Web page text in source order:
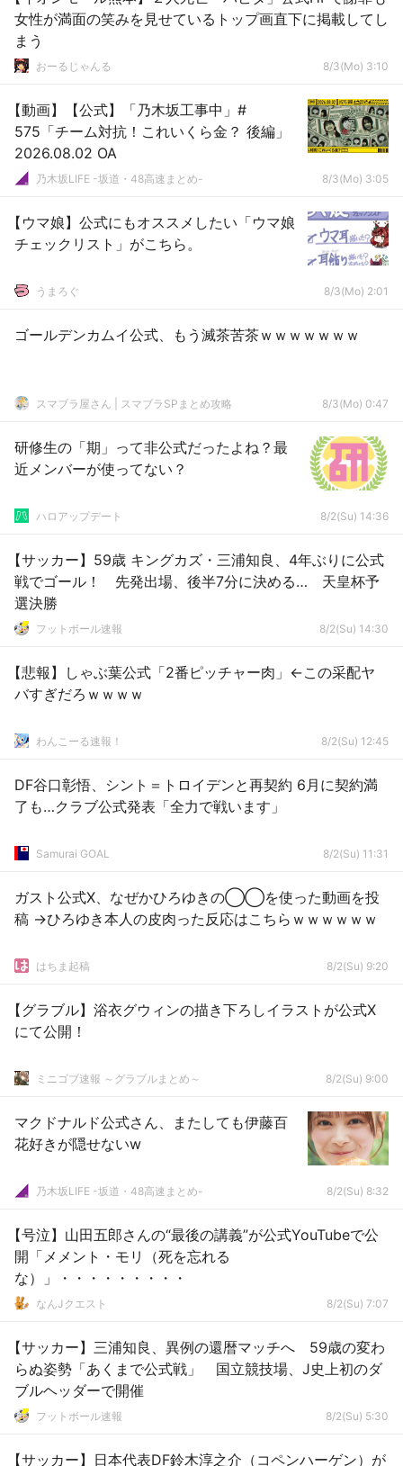
女性が満面の笑みを見せているトップ画直下に掲載してし
まう
おーるじゃんる 8/3(Mo) 3:10
【動画】【公式】「乃木坂工事中」#
575「チーム対抗！これいくら金？ 後編」
2026.08.02 OA
乃木坂LIFE -坂道・48高速まとめ- 8/3(Mo) 3:05
【ウマ娘】公式にもオススメしたい「ウマ娘
チェックリスト」がこちら。
うまろぐ 8/3(Mo) 2:01
ゴールデンカムイ公式、もう滅茶苦茶ｗｗｗｗｗｗｗ
スマブラ屋さん | スマブラSPまとめ攻略 8/3(Mo) 0:47
研修生の「期」って非公式だったよね？最
近メンバーが使ってない？
ハロアップデート 8/2(Su) 14:36
【サッカー】59歳 キングカズ・三浦知良、4年ぶりに公式
戦でゴール！ 先発出場、後半7分に決める… 天皇杯予
選決勝
フットボール速報 8/2(Su) 14:30
【悲報】しゃぶ葉公式「2番ピッチャー肉」←この采配ヤ
バすぎだろｗｗｗｗ
わんこーる速報！ 8/2(Su) 12:45
DF谷口彰悟、シント＝トロイデンと再契約 6月に契約満
了も…クラブ公式発表「全力で戦います」
Samurai GOAL 8/2(Su) 11:31
ガスト公式X、なぜかひろゆきの◯◯を使った動画を投
稿 →ひろゆき本人の皮肉った反応はこちらｗｗｗｗｗｗ
はちま起稿 8/2(Su) 9:20
【グラブル】浴衣グウィンの描き下ろしイラストが公式X
にて公開！
ミニゴブ速報 ～グラブルまとめ～ 8/2(Su) 9:00
マクドナルド公式さん、またしても伊藤百
花好きが隠せないw
乃木坂LIFE -坂道・48高速まとめ- 8/2(Su) 8:32
【号泣】山田五郎さんの“最後の講義”が公式YouTubeで公
開「メメント・モリ（死を忘れる
な）」・・・・・・・・・
なんJクエスト 8/2(Su) 7:07
【サッカー】三浦知良、異例の還暦マッチへ 59歳の変わ
らぬ姿勢「あくまで公式戦」 国立競技場、J史上初のダ
ブルヘッダーで開催
フットボール速報 8/2(Su) 5:30
【サッカー】日本代表DF鈴木淳之介（コペンハーゲン）が